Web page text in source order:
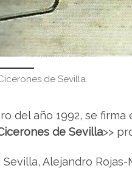
de Sevilla.
del año 1992, se
de Sevilla>>
Sevilla, Alejandro